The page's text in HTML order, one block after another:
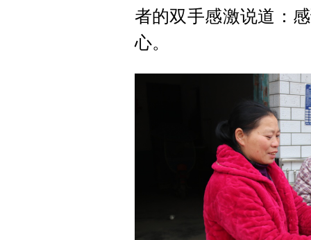
者的双手感激说道：
心。